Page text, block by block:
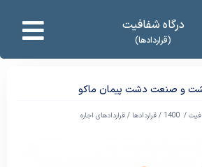
درگاه شفافیت
(قراردادها)
کشت و صنعت دشت پیمان ماکو
/
1400
/قراردادها /قراردادهای اجاره